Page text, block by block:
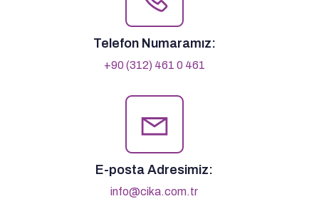
Telefon Numaramız:
+90 (312) 461 0 461
E-posta Adresimiz:
info@cika.com.tr